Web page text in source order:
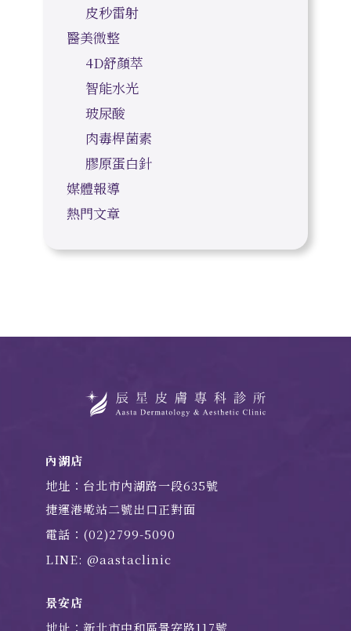
皮秒雷射
醫美微整
4D舒顏萃
智能水光
玻尿酸
肉毒桿菌素
膠原蛋白針
媒體報導
熱門文章
內湖店
地址：台北市內湖路一段635號
捷運港墘站二號出口正對面
電話：(02)2799-5090
LINE: @aastaclinic
景安店
地址：新北市中和區景安路117號